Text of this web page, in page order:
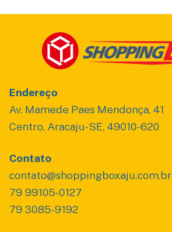
Endereço
Av. Mamede Paes Mendonça, 41
Centro, Aracaju-SE, 49010-620
Contato
contato@shoppingboxaju.com.br
79 99105-0127
79 3085-9192